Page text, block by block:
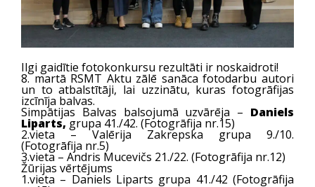
Ilgi gaidītie fotokonkursu rezultāti ir noskaidroti!
8. martā RSMT Aktu zālē sanāca fotodarbu autori
un to atbalstītāji, lai uzzinātu, kuras fotogrāfijas
izcīnīja balvas.
Simpātijas Balvas balsojumā uzvārēja – Daniels
Liparts, grupa 41./42. (Fotogrāfija nr.15)
2.vieta – Valērija Zakrepska grupa 9./10.
(Fotogrāfija nr.5)
3.vieta – Andris Mucevičs 21./22. (Fotogrāfija nr.12)
Žūrijas vērtējums
1.vieta – Daniels Liparts grupa 41./42 (Fotogrāfija